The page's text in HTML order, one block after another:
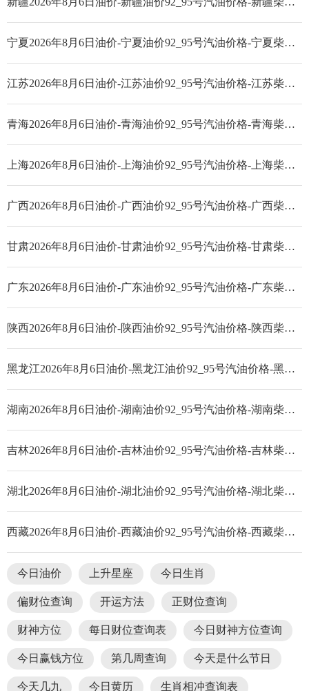
宁夏2026年8月6日油价-宁夏油价92_95号汽油价格-宁夏柴油价格
江苏2026年8月6日油价-江苏油价92_95号汽油价格-江苏柴油价格
青海2026年8月6日油价-青海油价92_95号汽油价格-青海柴油价格
上海2026年8月6日油价-上海油价92_95号汽油价格-上海柴油价格
广西2026年8月6日油价-广西油价92_95号汽油价格-广西柴油价格
甘肃2026年8月6日油价-甘肃油价92_95号汽油价格-甘肃柴油价格
广东2026年8月6日油价-广东油价92_95号汽油价格-广东柴油价格
陕西2026年8月6日油价-陕西油价92_95号汽油价格-陕西柴油价格
黑龙江2026年8月6日油价-黑龙江油价92_95号汽油价格-黑龙江柴油价格
湖南2026年8月6日油价-湖南油价92_95号汽油价格-湖南柴油价格
吉林2026年8月6日油价-吉林油价92_95号汽油价格-吉林柴油价格
湖北2026年8月6日油价-湖北油价92_95号汽油价格-湖北柴油价格
西藏2026年8月6日油价-西藏油价92_95号汽油价格-西藏柴油价格
今日油价 上升星座 今日生肖
偏财位查询 开运方法 正财位查询
财神方位 每日财位查询表 今日财神方位查询
今日赢钱方位 第几周查询 今天是什么节日
今天几九 今日黄历 生肖相冲查询表